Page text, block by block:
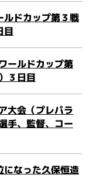
ルドカップ第３戦
目
ールドカップ第
３日目
大会（プレパラ
手、監督、コー
なった久保恒造